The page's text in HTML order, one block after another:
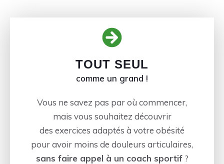
TOUT SEUL
comme un grand !
Vous ne savez pas par où commencer,
mais vous souhaitez découvrir
des exercices adaptés à votre obésité
pour avoir moins de douleurs articulaires,
sans faire appel à un coach sportif?